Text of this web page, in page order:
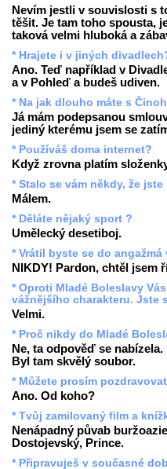
Nevím jestli v souvislosti s
těšit. Je tam toho spousta,
taková velmi hluboká a
* Hrajete i v jiných
Ano. Teď například v
a v Pohleď a budeš udiven.
* Na jak dlouho máte s
Já mám podepsanou
jediný kterému jsem se
* Používáš doma internet?
Když zrovna platím
* Stalo se vám někdy, že
Málem.
* Děláte nějaký sport ?
Umělecký desetiboj.
* Vrátil byste se do
NIKDY! Pardon, chtěl jsem
* Oproti Mladé Boleslavy
vážnějšího charakteru. Jste
Velmi.
* Proč nikdy do Mladé
Ne, ta odpověď se
Byl tam skvělý soubor.
* Můžete prosím
Ano. Od koho?
* Tvůj zamilovaný film a
Nenápadný půvab
Dostojevský, Prince.
* Připravuješ v současné